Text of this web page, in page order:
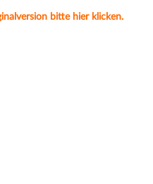
bitte hier klicken.